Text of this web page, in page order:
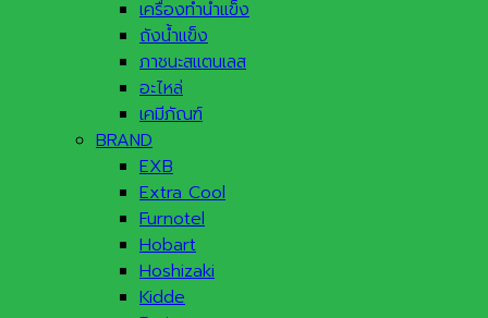
เครื่องทำน้ำแข็ง
ถังน้ำแข็ง
ภาชนะสแตนเลส
อะไหล่
เคมีภัณฑ์
BRAND
EXB
Extra Cool
Furnotel
Hobart
Hoshizaki
Kidde